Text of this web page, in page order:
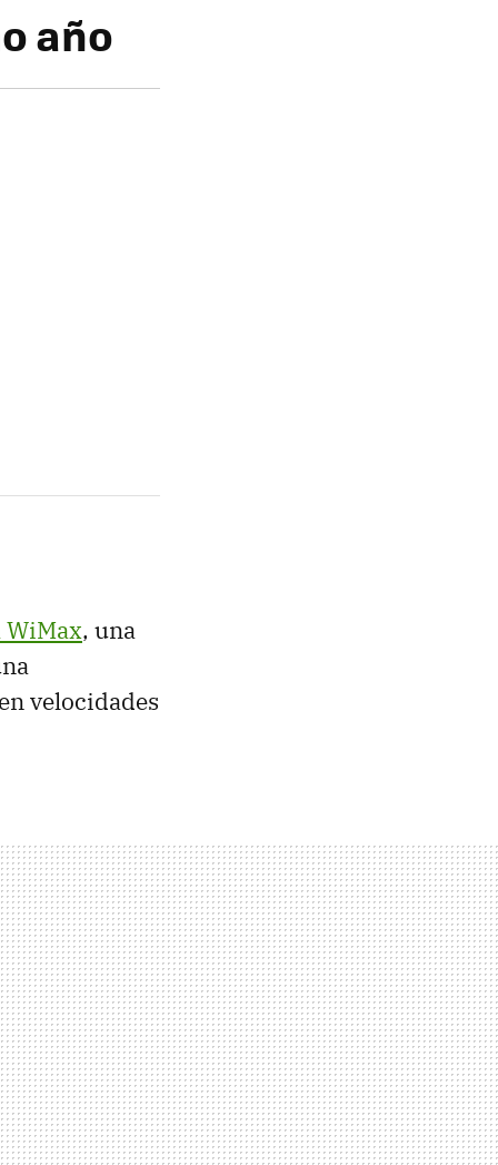
año
WiMax, una
velocidades